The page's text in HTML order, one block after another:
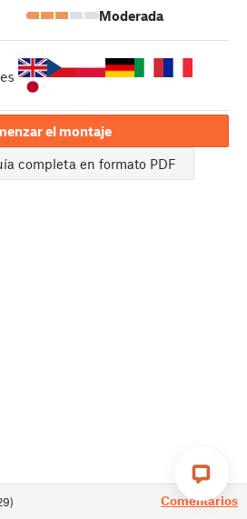
) Comentarios
Moderada
el montaje
completa en formato PDF